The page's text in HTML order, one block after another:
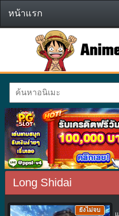
หน้าแรก
Long Shidai
ยังไม่จบ